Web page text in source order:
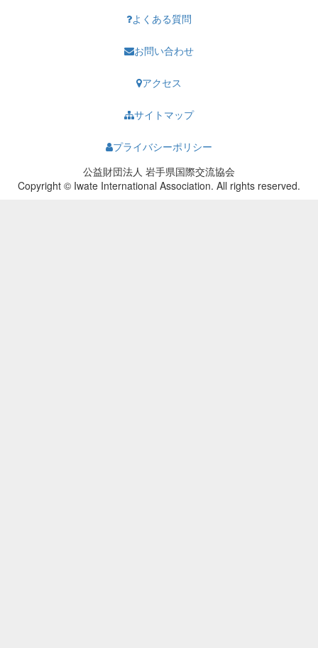
よくある質問
お問い合わせ
アクセス
サイトマップ
プライバシーポリシー
公益財団法人 岩手県国際交流協会
Copyright © Iwate International Association. All rights reserved.